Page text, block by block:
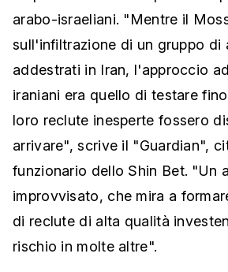
arabo-israeliani. "Mentre il
sull'infiltrazione di un gruppo di
addestrati in Iran, l'approccio
iraniani era quello di testare
loro reclute inesperte fossero
arrivare", scrive il "Guardian",
funzionario dello Shin Bet. "Un
improvvisato, che mira a
di reclute di alta qualità
rischio in molte altre".